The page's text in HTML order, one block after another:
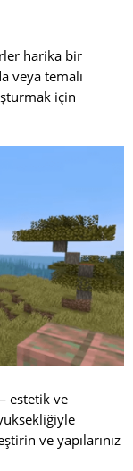
harika bir
veya temalı
için
estetik ve
ve yapılarınız